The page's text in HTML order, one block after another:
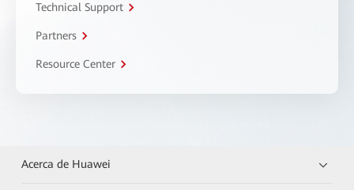
Technical Support
Partners
Resource Center
Acerca de Huawei